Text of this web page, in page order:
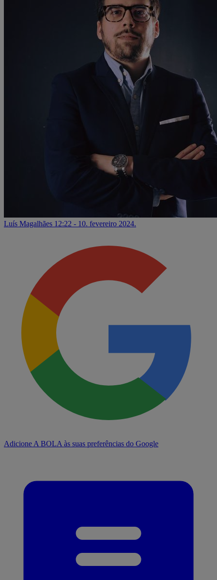
Luís Magalhães 12:22 - 10. fevereiro 2024.
Adicione A BOLA às suas preferências do Google